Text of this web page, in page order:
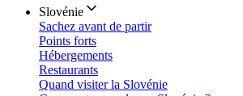
Slovénie
Sachez avant de partir
Points forts
Hébergements
Restaurants
Quand visiter la Slovénie